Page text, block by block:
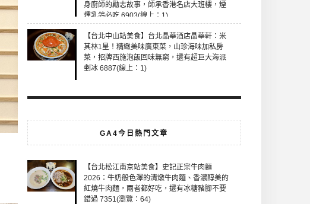
身廚師的勵志故事，師承香港名店大班樓，煙
燻乳鴿必吃 6903(線上：1)
【台北中山站美食】台北晶華酒店晶華軒：米
其林1星！精緻美味廣東菜，山珍海味加私房
菜，招牌西施泡飯回味無窮，還有超巨大海派
剉冰 6887(線上：1)
GA4今日熱門文章
【台北松江南京站美食】史記正宗牛肉麵
2026：牛奶般色澤的清燉牛肉麵、香濃醇美的
紅燒牛肉麵，兩者都好吃，還有冰糖豬腳不要
錯過 7351(瀏覽：64)